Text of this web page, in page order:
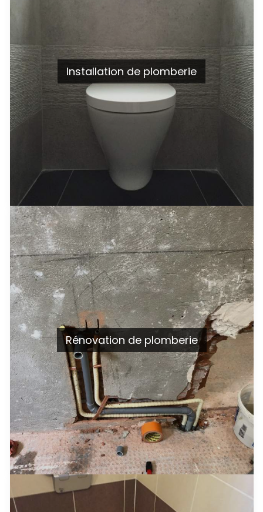
Installation de plomberie
Rénovation de plomberie